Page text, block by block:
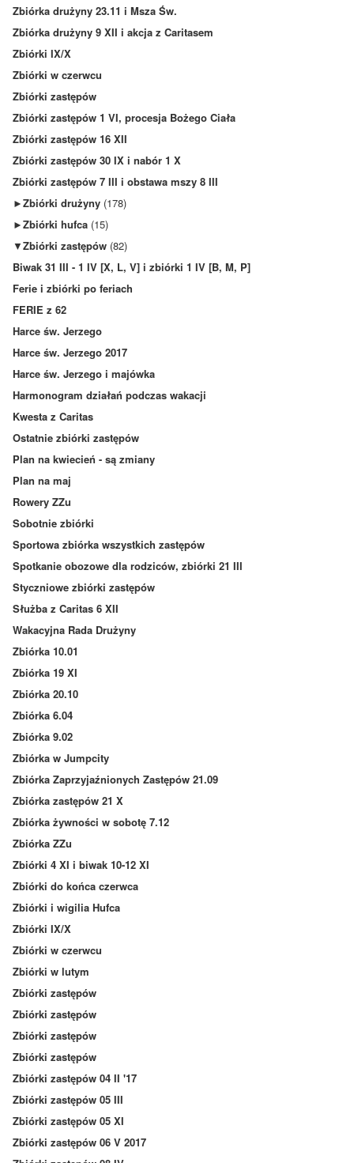
Zbiórka drużyny 23.11 i Msza Św.
Zbiórka drużyny 9 XII i akcja z Caritasem
Zbiórki IX/X
Zbiórki w czerwcu
Zbiórki zastępów
Zbiórki zastępów 1 VI, procesja Bożego Ciała
Zbiórki zastępów 16 XII
Zbiórki zastępów 30 IX i nabór 1 X
Zbiórki zastępów 7 III i obstawa mszy 8 III
►Zbiórki drużyny (178)
►Zbiórki hufca (15)
▼Zbiórki zastępów (82)
Biwak 31 III - 1 IV [X, L, V] i zbiórki 1 IV [B, M, P]
Ferie i zbiórki po feriach
FERIE z 62
Harce św. Jerzego
Harce św. Jerzego 2017
Harce św. Jerzego i majówka
Harmonogram działań podczas wakacji
Kwesta z Caritas
Ostatnie zbiórki zastępów
Plan na kwiecień - są zmiany
Plan na maj
Rowery ZZu
Sobotnie zbiórki
Sportowa zbiórka wszystkich zastępów
Spotkanie obozowe dla rodziców, zbiórki 21 III
Styczniowe zbiórki zastępów
Służba z Caritas 6 XII
Wakacyjna Rada Drużyny
Zbiórka 10.01
Zbiórka 19 XI
Zbiórka 20.10
Zbiórka 6.04
Zbiórka 9.02
Zbiórka w Jumpcity
Zbiórka Zaprzyjaźnionych Zastępów 21.09
Zbiórka zastępów 21 X
Zbiórka żywności w sobotę 7.12
Zbiórka ZZu
Zbiórki 4 XI i biwak 10-12 XI
Zbiórki do końca czerwca
Zbiórki i wigilia Hufca
Zbiórki IX/X
Zbiórki w czerwcu
Zbiórki w lutym
Zbiórki zastępów
Zbiórki zastępów
Zbiórki zastępów
Zbiórki zastępów
Zbiórki zastępów 04 II '17
Zbiórki zastępów 05 III
Zbiórki zastępów 05 XI
Zbiórki zastępów 06 V 2017